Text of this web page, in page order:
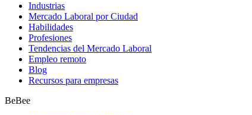
Industrias
Mercado Laboral por Ciudad
Habilidades
Profesiones
Tendencias del Mercado Laboral
Empleo remoto
Blog
Recursos para empresas
BeBee